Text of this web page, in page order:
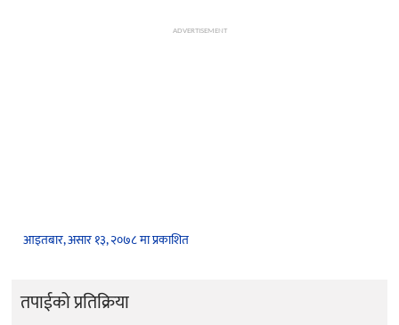
ADVERTISEMENT
आइतबार, असार १३, २०७८ मा प्रकाशित
तपाईको प्रतिक्रिया